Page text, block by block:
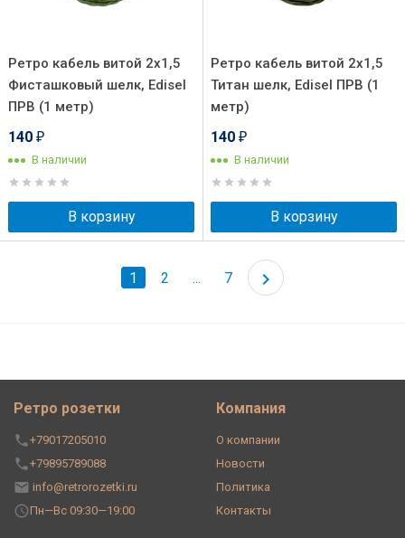
Ретро кабель витой 2x1,5
Фисташковый шелк, Edisel
ПРВ (1 метр)
140 ₽
В наличии
В корзину
Ретро кабель витой 2x1,5
Титан шелк, Edisel ПРВ (1
метр)
140 ₽
В наличии
В корзину
1 2 ... 7
Ретро розетки
+79017205010
+79895789088
info@retrorozetki.ru
Пн—Вс 09:30—19:00
Компания
О компании
Новости
Политика
Контакты